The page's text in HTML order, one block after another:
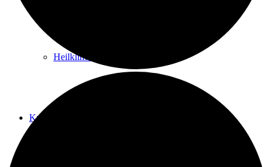
Heilklimaten
Kur & Tourismus